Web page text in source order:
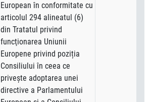
European în conformitate cu
articolul 294 alineatul (6)
din Tratatul privind
funcţionarea Uniunii
Europene privind poziția
Consiliului în ceea ce
privește adoptarea unei
directive a Parlamentului